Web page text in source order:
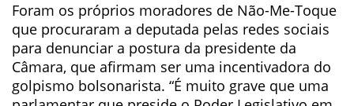
Foram os próprios moradores de Não-Me-Toque
que procuraram a deputada pelas redes sociais
para denunciar a postura da presidente da
Câmara, que afirmam ser uma incentivadora do
golpismo bolsonarista. “É muito grave que uma